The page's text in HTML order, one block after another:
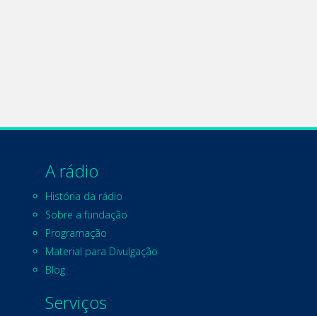
A rádio
História da rádio
Sobre a fundação
Programação
Material para Divulgação
Blog
Serviços